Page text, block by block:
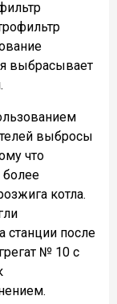
выбрасывает
выбросы
что
более
котла.
станции после
№ 10 с